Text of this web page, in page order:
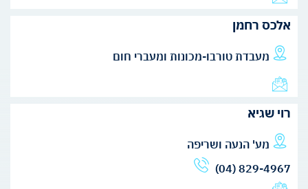
אלכס רחמן
מעבדת טורבו-מכונות ומעברי חום
רוי שגיא
מע' הנעה ושריפה
(04) 829-4967